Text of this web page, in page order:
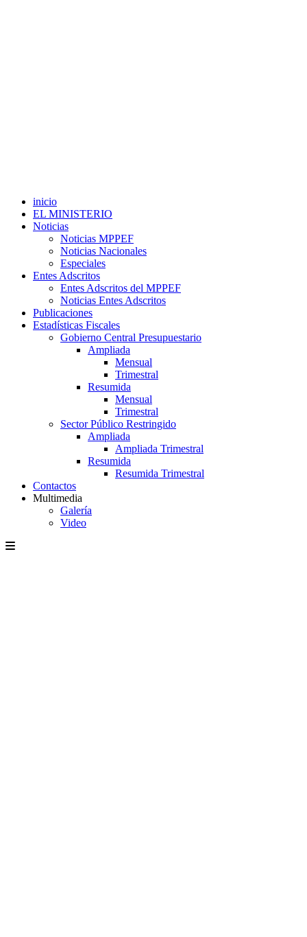
inicio
EL MINISTERIO
Noticias
Noticias MPPEF
Noticias Nacionales
Especiales
Entes Adscritos
Entes Adscritos del MPPEF
Noticias Entes Adscritos
Publicaciones
Estadísticas Fiscales
Gobierno Central Presupuestario
Ampliada
Mensual
Trimestral
Resumida
Mensual
Trimestral
Sector Público Restringido
Ampliada
Ampliada Trimestral
Resumida
Resumida Trimestral
Contactos
Multimedia
Galería
Video